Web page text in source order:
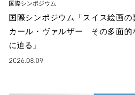
国際シンポジウム
国際シンポジウム「スイス絵画
カール・ヴァルザー その多面的
に迫る」
2026.08.09